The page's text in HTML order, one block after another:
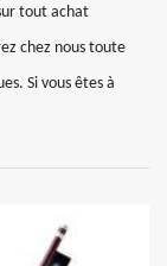
tout achat
chez nous toute
Si vous êtes à